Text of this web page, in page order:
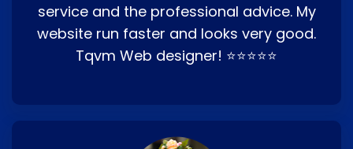
service and the professional advice. My
website run faster and looks very good.
Tqvm Web designer! ⭐⭐⭐⭐⭐